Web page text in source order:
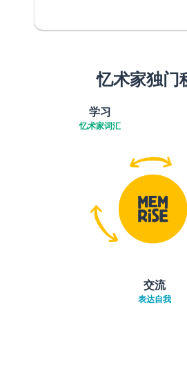
忆术家独门
学习
忆术家词汇
交流
表达自我